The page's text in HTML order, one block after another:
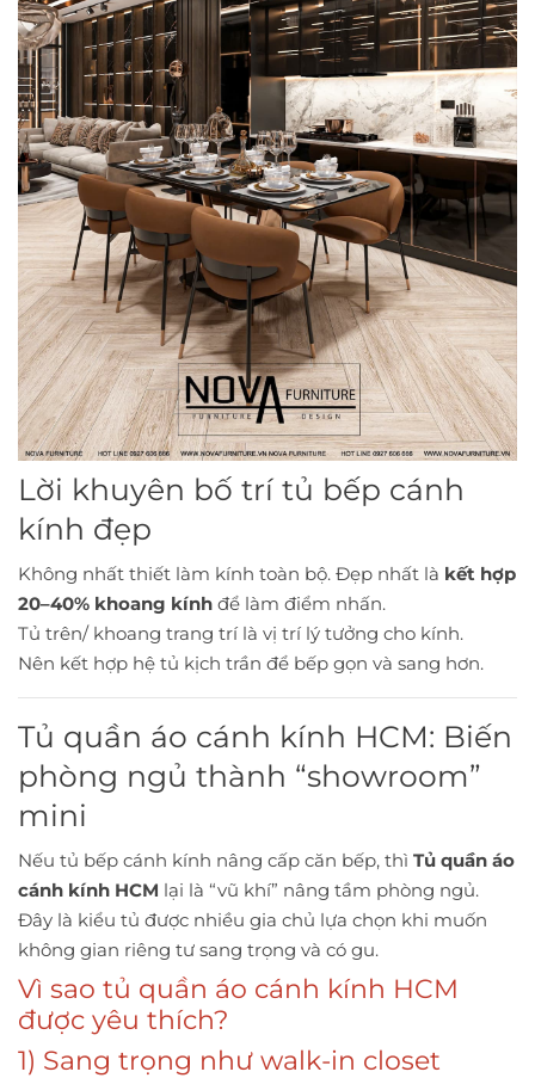
Lời khuyên bố trí tủ bếp cánh
kính đẹp
Không nhất thiết làm kính toàn bộ. Đẹp nhất là kết hợp
20–40% khoang kính để làm điểm nhấn.
Tủ trên/ khoang trang trí là vị trí lý tưởng cho kính.
Nên kết hợp hệ tủ kịch trần để bếp gọn và sang hơn.
Tủ quần áo cánh kính HCM: Biến
phòng ngủ thành “showroom”
mini
Nếu tủ bếp cánh kính nâng cấp căn bếp, thì Tủ quần áo
cánh kính HCM lại là “vũ khí” nâng tầm phòng ngủ.
Đây là kiểu tủ được nhiều gia chủ lựa chọn khi muốn
không gian riêng tư sang trọng và có gu.
Vì sao tủ quần áo cánh kính HCM
được yêu thích?
1) Sang trọng như walk-in closet